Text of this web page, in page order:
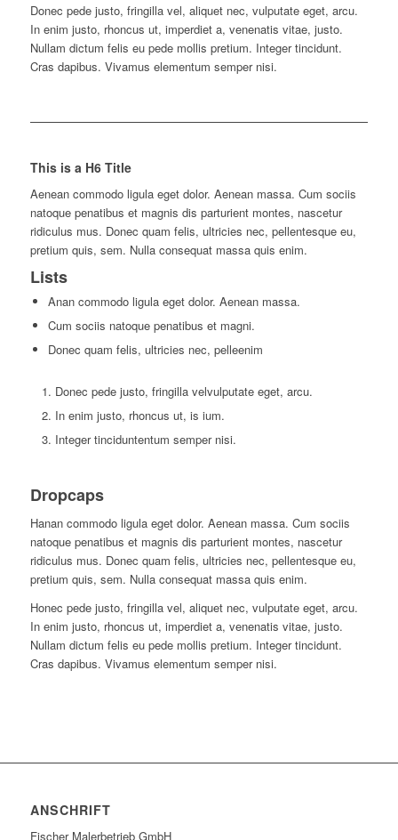
Donec pede justo, fringilla vel, aliquet nec, vulputate eget, arcu.
In enim justo, rhoncus ut, imperdiet a, venenatis vitae, justo.
Nullam dictum felis eu pede mollis pretium. Integer tincidunt.
Cras dapibus. Vivamus elementum semper nisi.
This is a H6 Title
Aenean commodo ligula eget dolor. Aenean massa. Cum sociis
natoque penatibus et magnis dis parturient montes, nascetur
ridiculus mus. Donec quam felis, ultricies nec, pellentesque eu,
pretium quis, sem. Nulla consequat massa quis enim.
Lists
Anan commodo ligula eget dolor. Aenean massa.
Cum sociis natoque penatibus et magni.
Donec quam felis, ultricies nec, pelleenim
Donec pede justo, fringilla velvulputate eget, arcu.
In enim justo, rhoncus ut, is ium.
Integer tinciduntentum semper nisi.
Dropcaps
Hanan commodo ligula eget dolor. Aenean massa. Cum sociis
natoque penatibus et magnis dis parturient montes, nascetur
ridiculus mus. Donec quam felis, ultricies nec, pellentesque eu,
pretium quis, sem. Nulla consequat massa quis enim.
Honec pede justo, fringilla vel, aliquet nec, vulputate eget, arcu.
In enim justo, rhoncus ut, imperdiet a, venenatis vitae, justo.
Nullam dictum felis eu pede mollis pretium. Integer tincidunt.
Cras dapibus. Vivamus elementum semper nisi.
ANSCHRIFT
Fischer Malerbetrieb GmbH